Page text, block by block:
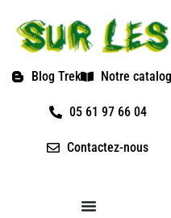
Blog Trek Notre
05 61 97 66 04
Contactez-nous